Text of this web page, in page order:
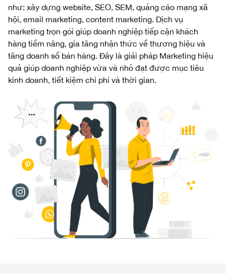
như: xây dựng website, SEO, SEM, quảng cáo mạng xã
hội, email marketing, content marketing. Dịch vụ
marketing trọn gói giúp doanh nghiệp tiếp cận khách
hàng tiềm năng, gia tăng nhận thức về thương hiệu và
tăng doanh số bán hàng. Đây là giải pháp Marketing hiệu
quả giúp doanh nghiệp vừa và nhỏ đạt được mục tiêu
kinh doanh, tiết kiệm chi phí và thời gian.